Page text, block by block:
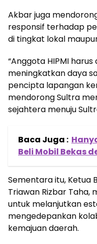
Akbar juga
responsif terhadap
di tingkat lokal
“Anggota HIPMI
meningkatkan daya
pencipta lapangan
mendorong Sultra
sejahtera menuju
Baca Juga :
Beli Mobil Bekas
Sementara itu, Ketua
Triawan Rizbar
untuk melanjutkan
mengedepankan
kemajuan daerah.